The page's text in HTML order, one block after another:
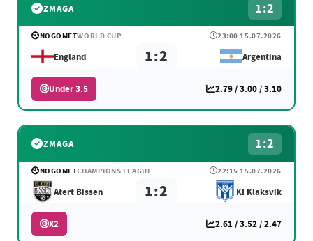
ZMAGA 1:2
NOGOMETWORLD CUP 23:00 15.07.2026
England 1:2 Argentina
Under 3.5 2.79 / 3.00 / 3.10
ZMAGA 1:2
NOGOMETCHAMPIONS LEAGUE 22:15 15.07.2026
Atert Bissen 1:2 KI Klaksvik
X2 2.61 / 3.52 / 2.47